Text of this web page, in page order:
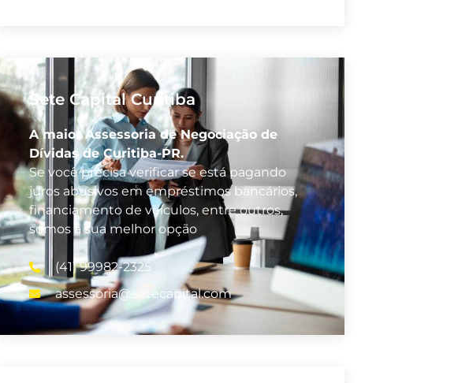
Sete Capital Curitiba
A maior Assessoria de Negociação de
Dívidas de Curitiba-PR.
Se você precisa verificar se está pagando
juros abusivos em empréstimos bancários,
financiamento de veículos, entre outros,
somos a sua melhor opção
(41) 99982-2325
assessoria@setecapital.com